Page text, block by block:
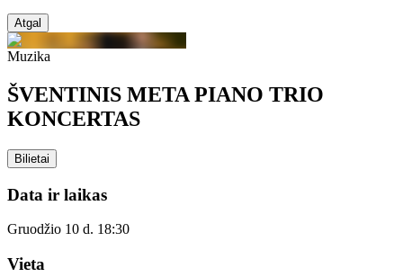
Atgal
Muzika
ŠVENTINIS META PIANO TRIO
KONCERTAS
Bilietai
Data ir laikas
Gruodžio 10 d. 18:30
Vieta